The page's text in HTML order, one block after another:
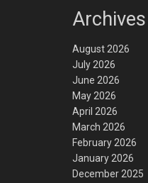
Archives
August 2026
July 2026
June 2026
May 2026
April 2026
March 2026
February 2026
January 2026
December 2025